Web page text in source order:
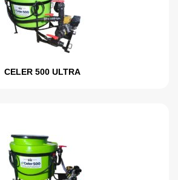
CELER 500 ULTRA